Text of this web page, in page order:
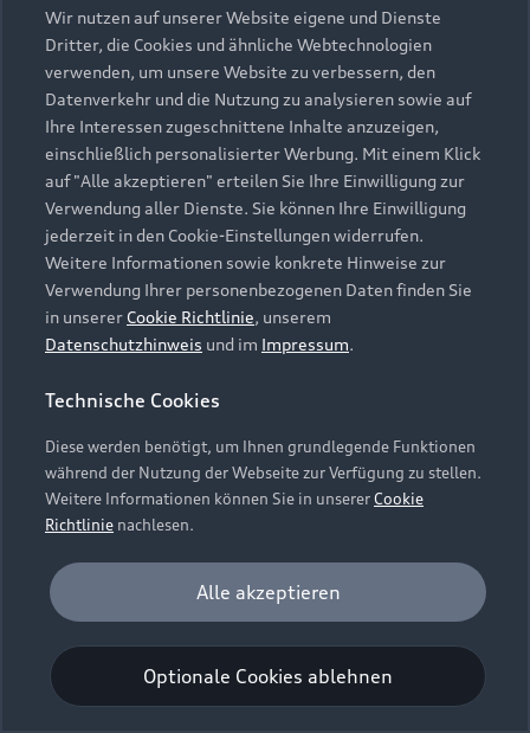
Elektromodelle
Plug-in-Hybride
Neuwagensuche
Gebrauchtwagensuche
Gebrauchtwagen
Finanzierung
Aktionen & Angebote
Geschäftskunden
Saisonale Angebote
Audi Services
Garantie
Audi digital services
myAudi
Support
Kundenservice
Händlersuche
Audi Code
Häufige Fragen (FAQ)
Audi Online Beratung
Bordbuch & Bedienungsanleitungen
Verträge kündigen
Vertrag widerrufen
Über Audi
Unternehmen
Karriere
Investor Relations
Presse & Media Center
Datenschutz
Audi erleben
Newsletter
© 2026 AUDI AG. Alle Rechte vorbehalten
Datenschutzinformation
Cookie-Richtlinie
Barrierefreiheit
Digital Services Act
EU Data Act
Embleme am Fahrzeug bei allen Abbildungen auf dieser
Webseite kann abweichen.
Wir nutzen auf unserer Website eigene und Dienste
Dritter, die Cookies und ähnliche Webtechnologien
verwenden, um unsere Website zu verbessern, den
Datenverkehr und die Nutzung zu analysieren sowie auf
Ihre Interessen zugeschnittene Inhalte anzuzeigen,
einschließlich personalisierter Werbung. Mit einem Klick
auf "Alle akzeptieren" erteilen Sie Ihre Einwilligung zur
Verwendung aller Dienste. Sie können Ihre Einwilligung
jederzeit in den Cookie-Einstellungen widerrufen.
Weitere Informationen sowie konkrete Hinweise zur
Verwendung Ihrer personenbezogenen Daten finden Sie
in unserer Cookie Richtlinie, unserem
Datenschutzhinweis und im Impressum.
Technische Cookies
Diese werden benötigt, um Ihnen grundlegende Funktionen
während der Nutzung der Webseite zur Verfügung zu stellen.
Weitere Informationen können Sie in unsererCookie
Richtlinie nachlesen.
Analyse und Statistik
Performance Cookies sammeln Informationen
darüber, wie unsere Webseite genutzt wird (z. B.
Anzahl der Besuche, Verweildauer). Diese Cookies
werden zur Optimierung der Webseite verwendet.
Optionale Cookies ablehnen
Alle akzeptieren